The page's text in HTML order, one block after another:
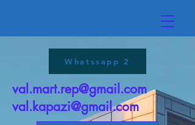
Whatssapp 2
val.mart.rep@gmail.com
val.kapazi@gmail.com